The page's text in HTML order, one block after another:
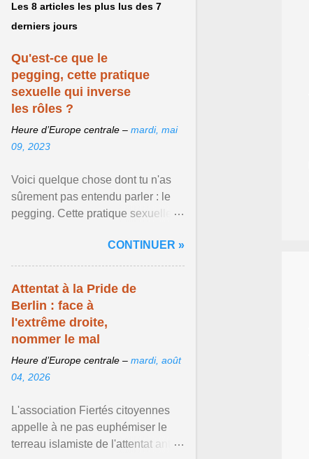
Les 8 articles les plus lus des 7
derniers jours
Qu'est-ce que le
pegging, cette pratique
sexuelle qui inverse
les rôles ?
Heure d’Europe centrale – mardi, mai
09, 2023
Voici quelque chose dont tu n'as
sûrement pas entendu parler : le
pegging. Cette pratique sexuelle
de changer ... Afficher l'article ...
CONTINUER »
Attentat à la Pride de
Berlin : face à
l'extrême droite,
nommer le mal
Heure d’Europe centrale – mardi, août
04, 2026
L'association Fiertés citoyennes
appelle à ne pas euphémiser le
terreau islamiste de l'attentat anti-